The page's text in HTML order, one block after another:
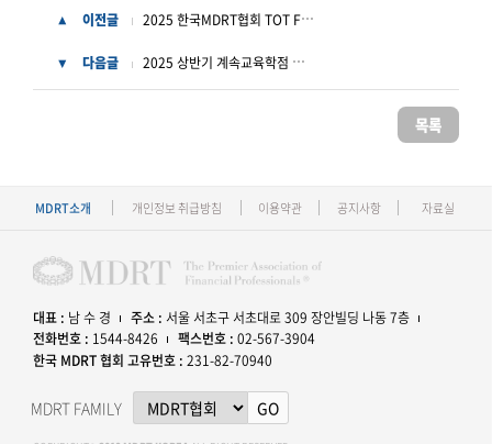
▲ 이전글 2025 한국MDRT협회 TOT First Timer Experience 행사 안내
▼ 다음글 2025 상반기 계속교육학점 승인결과
목록
MDRT소개 개인정보 취급방침 이용약관 공지사항 자료실
대표 : 남 수 경 주소 : 서울 서초구 서초대로 309 장안빌딩 나동 7층
전화번호 : 1544-8426 팩스번호 : 02-567-3904
한국 MDRT 협회 고유번호 : 231-82-70940
MDRT FAMILY GO